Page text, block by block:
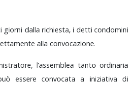
giorni dalla richiesta, i detti condomini
alla convocazione.
l’assemblea tantoordinaria
essereconvocataa iniziativadi